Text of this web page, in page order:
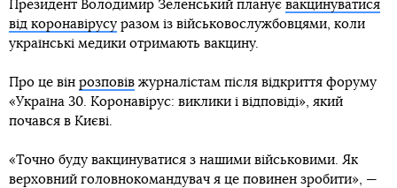
Президент Володимир Зеленський планує вакцинуватися
від коронавірусу разом із військовослужбовцями, коли
українські медики отримають вакцину.
Про це він розповів журналістам після відкриття форуму
«Україна 30. Коронавірус: виклики і відповіді», який
почався в Києві.
«Точно буду вакцинуватися з нашими військовими. Як
верховний головнокомандувач я це повинен зробити», —